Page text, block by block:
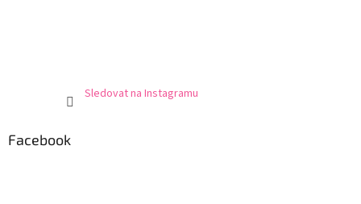
Sledovat na Instagramu
Facebook